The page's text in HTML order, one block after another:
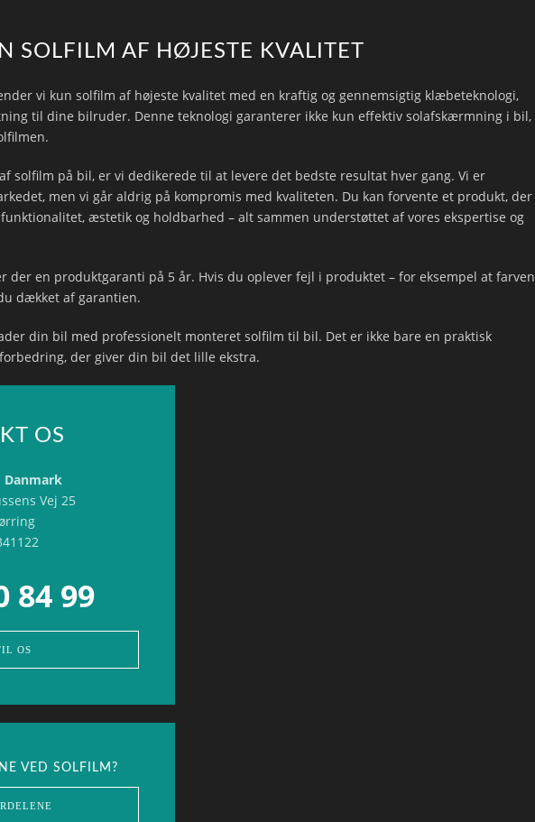
SOLFILM AF HØJESTE KVALITET
vi kun solfilm af højeste kvalitet med en kraftig og gennemsigtig klæbeteknologi,
til dine bilruder. Denne teknologi garanterer ikke kun effektiv solafskærmning i bil,
solfilm på bil, er vi dedikerede til at levere det bedste resultat hver gang. Vi er
men vi går aldrig på kompromis med kvaliteten. Du kan forvente et produkt, der
æstetik og holdbarhed – alt sammen understøttet af vores ekspertise og
der en produktgaranti på 5 år. Hvis du oplever fejl i produktet – for eksempel at farven
dækket af garantien.
din bil med professionelt monteret solfilm til bil. Det er ikke bare en praktisk
der giver din bil det lille ekstra.
OS
Vej 25
84 99
OS
VED SOLFILM?